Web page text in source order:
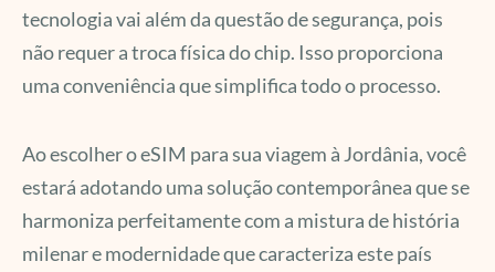
tecnologia vai além da questão de segurança, pois
não requer a troca física do chip. Isso proporciona
uma conveniência que simplifica todo o processo.
Ao escolher o eSIM para sua viagem à Jordânia, você
estará adotando uma solução contemporânea que se
harmoniza perfeitamente com a mistura de história
milenar e modernidade que caracteriza este país